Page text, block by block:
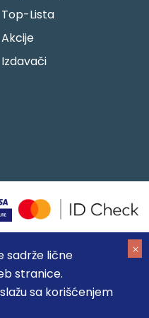
sadrže lične
stranice.
sa korišćenjem
Top-Lista
Akcije
Izdavači
garantovati da su